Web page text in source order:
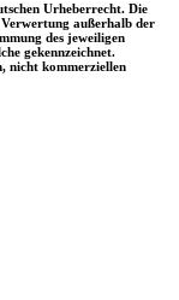
Urheberrecht. Die
außerhalb der
des jeweiligen
gekennzeichnet.
nicht kommerziellen